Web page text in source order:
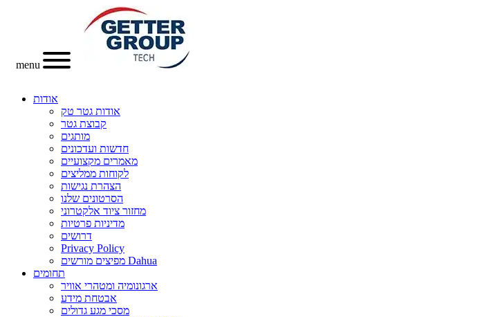
menu
אודות
אודות גטר טק
קבוצת גטר
מותגים
חדשות ועדכונים
מאמרים מקצועיים
לקוחות ממליצים
הצהרת נגישות
הסרטונים שלנו
מחזור ציוד אלקטרוני
מדיניות פרטיות
דרושים
Privacy Policy
מפיצים מורשים Dahua
תחומים
ארגונומיה ומטהרי אוויר
אבטחת מידע
מסכי מגע גדולים